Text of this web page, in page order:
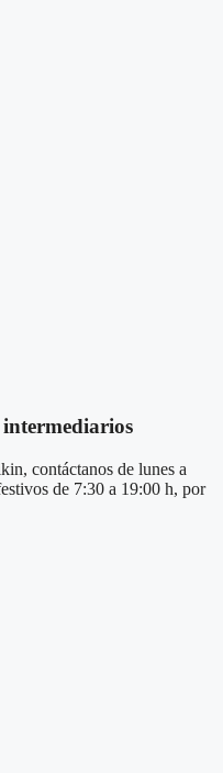
contáctanos de lunes a
de 7:30 a 19:00 h, por